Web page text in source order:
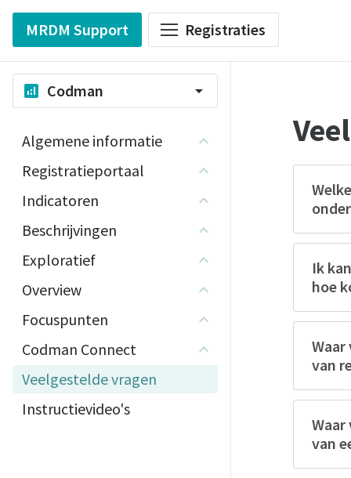
MRDM Support Registraties
analytics Codman arrow_drop_down
Algemene informatie
Registratieportaal
Indicatoren
Beschrijvingen
Exploratief
Overview
Focuspunten
Codman Connect
Veelgestelde vragen
Instructievideo's
Ik
hoe
van
van